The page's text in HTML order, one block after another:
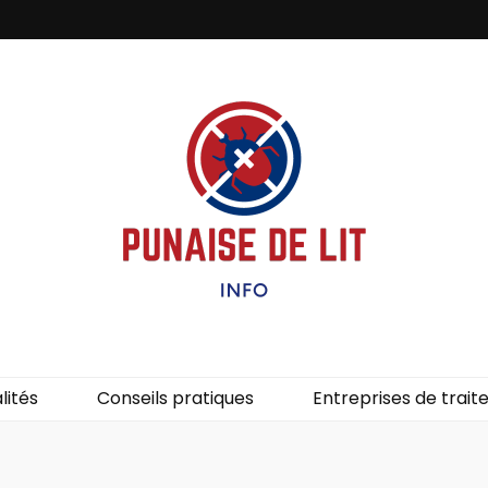
Conseils pratiques Entreprises de